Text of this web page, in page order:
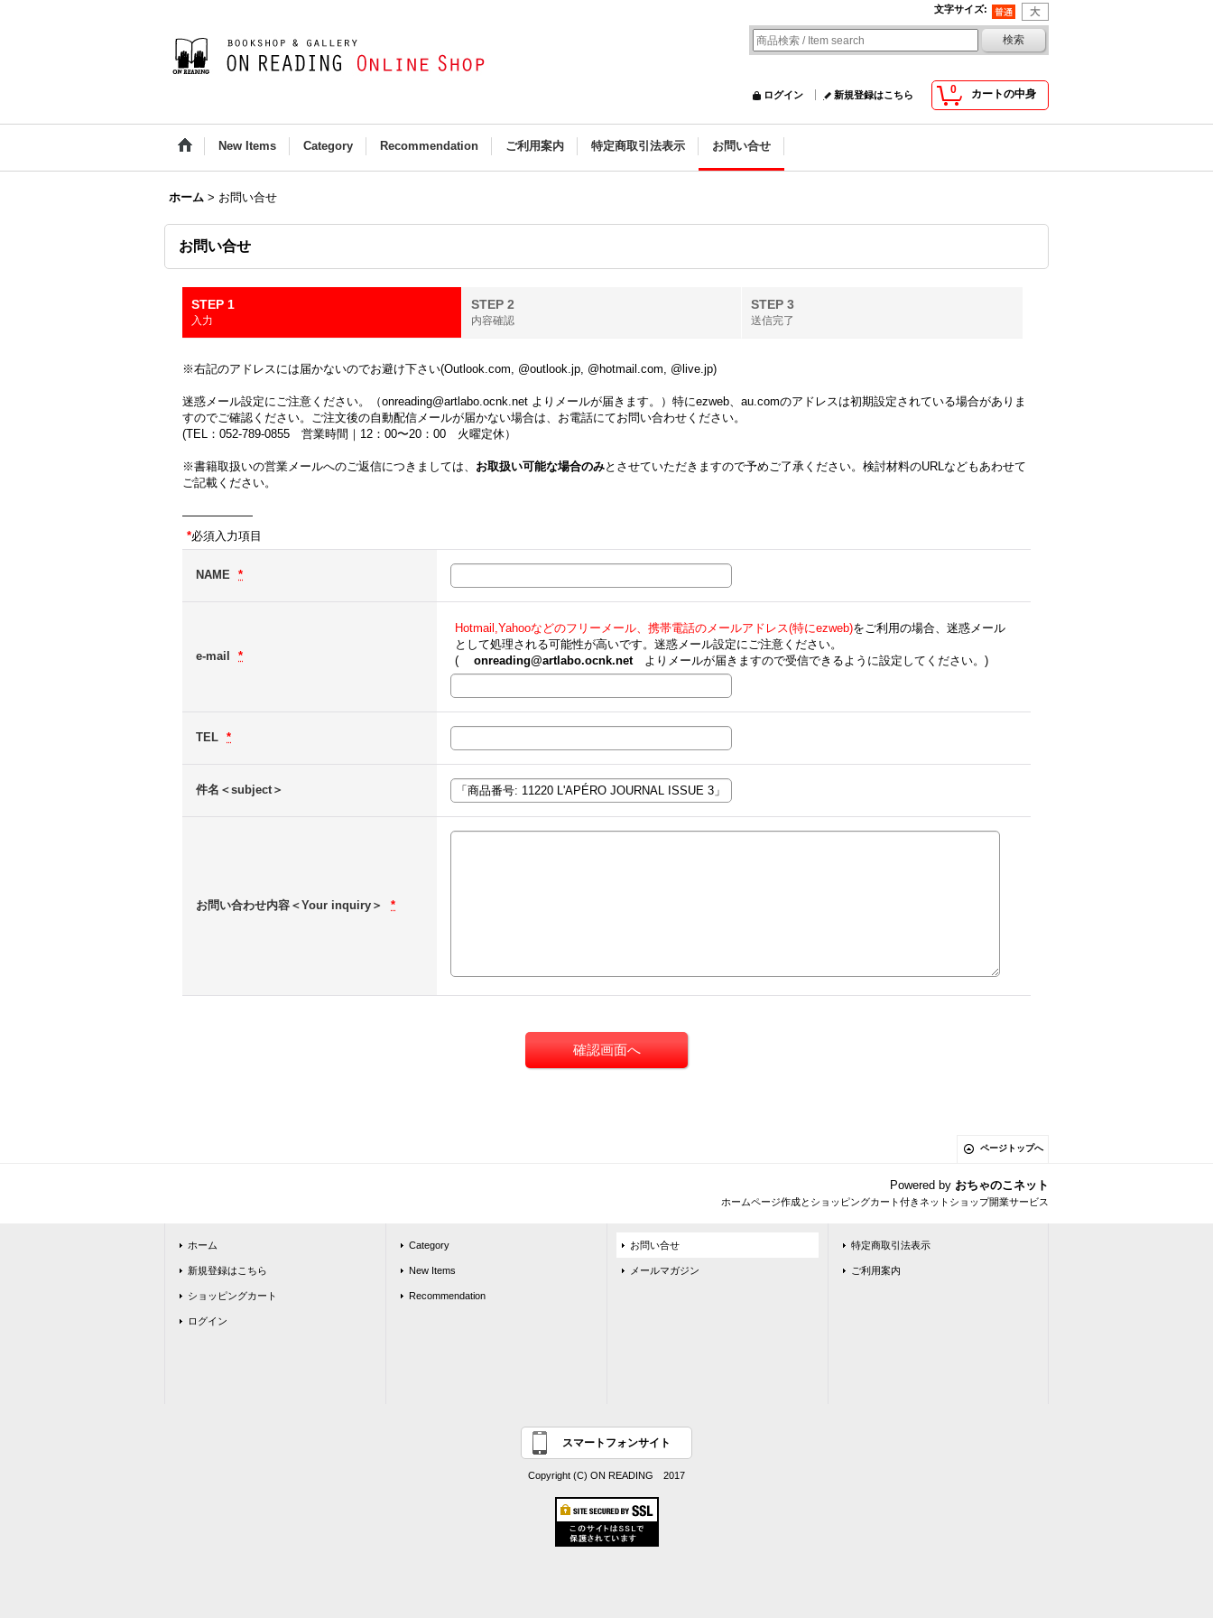
文字サイズ:
0 カートの中身
ログイン 新規登録はこちら
New Items Category Recommendation ご利用案内 特定商取引法表示 お問い合せ
ホーム > お問い合せ
お問い合せ
STEP 1
入力
STEP 2
内容確認
STEP 3
送信完了
※右記のアドレスには届かないのでお避け下さい(Outlook.com, @outlook.jp, @hotmail.com, @live.jp)
迷惑メール設定にご注意ください。（onreading@artlabo.ocnk.net よりメールが届きます。）特にezweb、au.comのアドレスは初期設定されている場合がありま
すのでご確認ください。ご注文後の自動配信メールが届かない場合は、お電話にてお問い合わせください。
(TEL：052-789-0855 営業時間｜12：00〜20：00 火曜定休）
※書籍取扱いの営業メールへのご返信につきましては、 お取扱い可能な場合のみとさせていただきますので予めご了承ください。検討材料のURLなどもあわせて
ご記載ください。
――――――
*必須入力項目
NAME *
e-mail *
Hotmail,Yahooなどのフリーメール、携帯電話のメールアドレス(特にezweb)をご利用の場合、迷惑メール
として処理される可能性が高いです。迷惑メール設定にご注意ください。
( onreading@artlabo.ocnk.netよりメールが届きますので受信できるように設定してください。)
TEL *
件名＜subject＞
お問い合わせ内容＜Your inquiry＞ *
ページトップへ
Powered by おちゃのこネット
ホームページ作成とショッピングカート付きネットショップ開業サービス
ホーム
新規登録はこちら
ショッピングカート
ログイン
Category
New Items
Recommendation
お問い合せ
メールマガジン
特定商取引法表示
ご利用案内
スマートフォンサイト
Copyright (C) ON READING 2017